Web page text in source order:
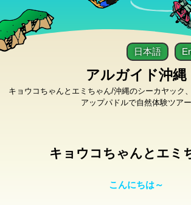
アルガイド沖縄
キョウコちゃんとエミちゃん/沖縄のシーカヤック
アップパドルで自然体験ツアー
日本語
キョウコちゃんとエミ
こんにちは～